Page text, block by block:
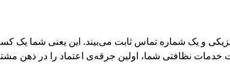
و یک شماره تماس ثابت می‌بیند. این یعنی شما یک
نظافتی شما، اولین جرقه‌ی اعتماد را در ذهن